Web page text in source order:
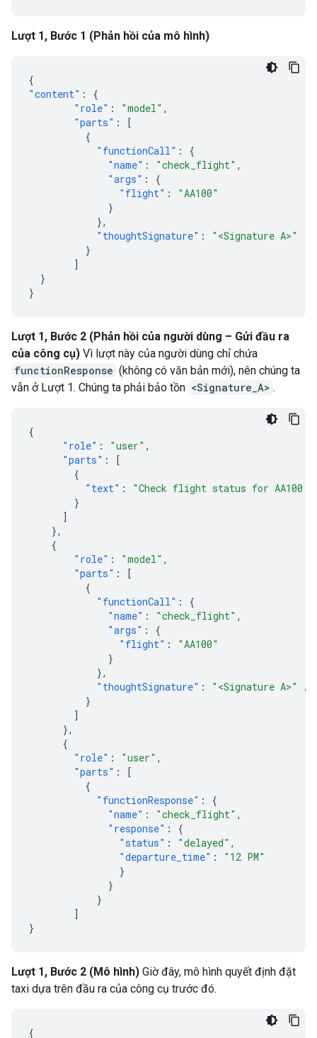
Lượt 1, Bước 1 (Phản hồi của mô hình)
{
"content" :
{
"role" : "model" ,
"parts" :
[
{
"functionCall" :
{
"name" : "check_flight" ,
"args" :
{
"flight" :
"AA100"
}
},
"thoughtSignature" :
"<Signature A>"
}
]
}
}
Lượt 1, Bước 2 (Phản hồi của người dùng – Gửi đầu ra
của công cụ) Vì lượt này của người dùng chỉ chứa
functionResponse (không có văn bản mới), nên chúng ta
vẫn ở Lượt 1. Chúng ta phải bảo tồn <Signature_A> .
{
"role" : "user" ,
"parts" :
[
{
"text" :
"Check flight status for AA100
}
]
},
{
"role" : "model" ,
"parts" :
[
{
"functionCall" :
{
"name" : "check_flight" ,
"args" :
{
"flight" :
"AA100"
}
},
"thoughtSignature" : "<Signature A>"
//
}
]
},
{
"role" : "user" ,
"parts" :
[
{
"functionResponse" :
{
"name" : "check_flight" ,
"response" :
{
"status" : "delayed" ,
"departure_time" :
"12 PM"
}
}
}
]
}
Lượt 1, Bước 2 (Mô hình) Giờ đây, mô hình quyết định đặt
taxi dựa trên đầu ra của công cụ trước đó.
{